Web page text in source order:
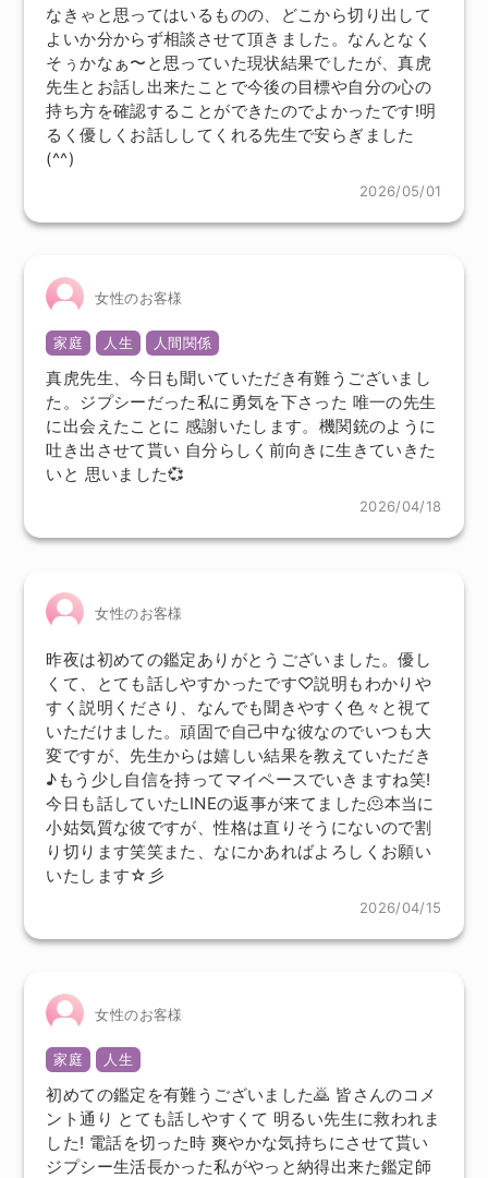
なきゃと思ってはいるものの、どこから切り出して
よいか分からず相談させて頂きました。なんとなく
そぅかなぁ〜と思っていた現状結果でしたが、真虎
先生とお話し出来たことで今後の目標や自分の心の
持ち方を確認することができたのでよかったです!明
るく優しくお話ししてくれる先生で安らぎました
(^^)
2026/05/01
女性のお客様
家庭 人生 人間関係
真虎先生、今日も聞いていただき有難うございまし
た。ジプシーだった私に勇気を下さった 唯一の先生
に出会えたことに 感謝いたします。機関銃のように
吐き出させて貰い 自分らしく前向きに生きていきた
いと 思いました💞
2026/04/18
女性のお客様
昨夜は初めての鑑定ありがとうございました。優し
くて、とても話しやすかったです♡説明もわかりや
すく説明くださり、なんでも聞きやすく色々と視て
いただけました。頑固で自己中な彼なのでいつも大
変ですが、先生からは嬉しい結果を教えていただき
♪もう少し自信を持ってマイペースでいきますね笑!
今日も話していたLINEの返事が来てました🫠本当に
小姑気質な彼ですが、性格は直りそうにないので割
り切ります笑笑また、なにかあればよろしくお願い
いたします☆彡
2026/04/15
女性のお客様
家庭 人生
初めての鑑定を有難うございました🙇 皆さんのコメ
ント通り とても話しやすくて 明るい先生に救われま
した! 電話を切った時 爽やかな気持ちにさせて貰い
ジプシー生活長かった私がやっと納得出来た鑑定師